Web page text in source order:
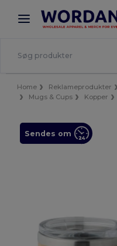
× Wordans-app
Bedre priser i appen!
Home Reklameprodukter
Mugs & Cups
Kopper
Sendes om